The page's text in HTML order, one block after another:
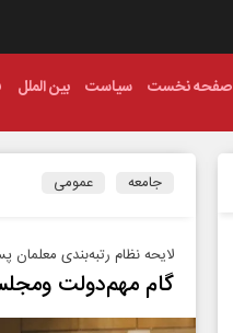
صفحه نخست سیاست بین الملل
جامعه عمومی
لایحه نظام رتبه‌بندی معلمان پس از ۱۰سال توسط نمایندگان
گام مهم‌دولت